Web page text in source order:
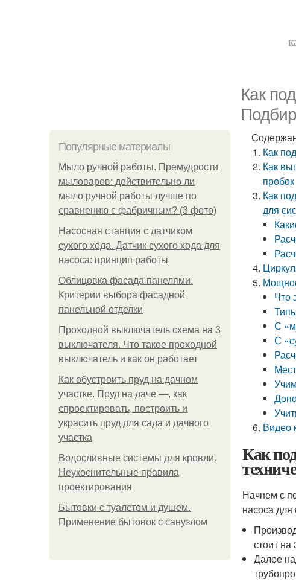
Как
Популярные материалы
Мыло ручной работы. Премудрости
мыловаров: действительно ли
мыло ручной работы лучше по
сравнению с фабричным? (3 фото)
Насосная станция с датчиком
сухого хода. Датчик сухого хода для
насоса: принцип работы
Облицовка фасада панелями.
Критерии выбора фасадной
панельной отделки
Проходной выключатель схема на 3
выключателя. Что такое проходной
выключатель и как он работает
Как обустроить пруд на дачном
участке. Пруд на даче —, как
спроектировать, построить и
украсить пруд для сада и дачного
участка
Водосливные системы для кровли.
Неукоснительные правила
проектирования
Бытовки с туалетом и душем.
Применение бытовок с санузлом
Как
Как
пробок
Как
для
Что
С
С
Видео
Как
Начнем с
насоса
стоит на
Далее